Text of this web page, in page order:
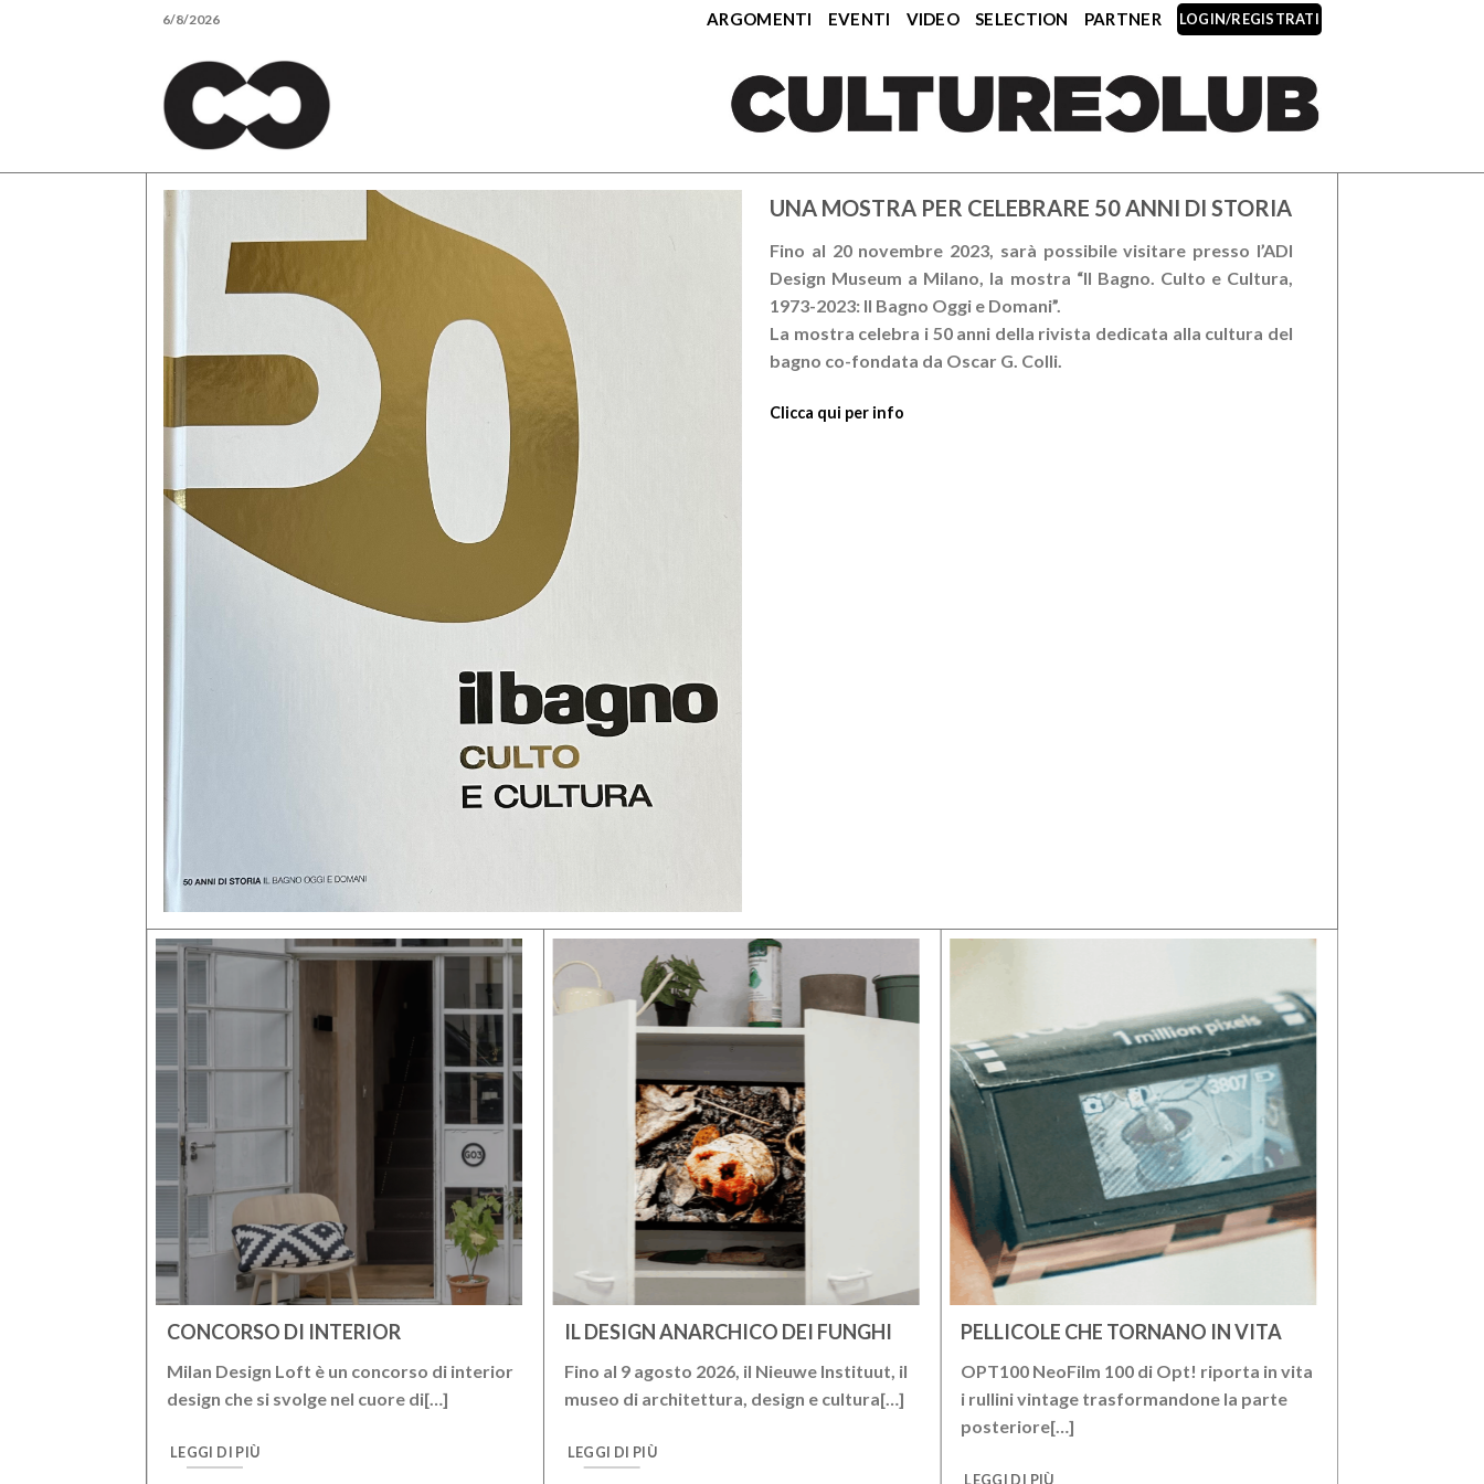
6/8/2026 ARGOMENTI EVENTI VIDEO SELECTION PARTNER LOGIN/REGISTRATI
UNA MOSTRA PER CELEBRARE 50 ANNI DI STORIA
Fino al 20 novembre 2023, sarà possibile visitare presso l’ADI
Design Museum a Milano, la mostra “Il Bagno. Culto e Cultura,
1973-2023: Il Bagno Oggi e Domani”.
La mostra celebra i 50 anni della rivista dedicata alla cultura del
bagno co-fondata da Oscar G. Colli.
Clicca qui per info
CONCORSO DI INTERIOR
Milan Design Loft è un concorso di interior
design che si svolge nel cuore di[…]
LEGGI DI PIÙ
IL DESIGN ANARCHICO DEI FUNGHI
Fino al 9 agosto 2026, il Nieuwe Instituut, il
museo di architettura, design e cultura[…]
LEGGI DI PIÙ
PELLICOLE CHE TORNANO IN VITA
OPT100 NeoFilm 100 di Opt! riporta in vita
i rullini vintage trasformandone la parte
posteriore[…]
LEGGI DI PIÙ